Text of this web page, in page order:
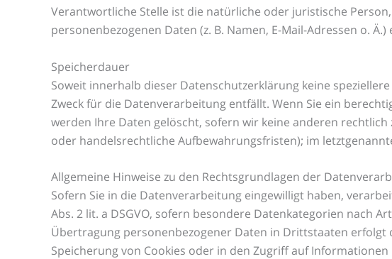
Verantwortliche Stelle ist die natürliche oder juristische
personenbezogenen Daten (z. B. Namen, E-Mail-Adressen o.
Speicherdauer
Soweit innerhalb dieser Datenschutzerklärung keine
Zweck für die Datenverarbeitung entfällt. Wenn Sie ein
werden Ihre Daten gelöscht, sofern wir keine anderen
oder handelsrechtliche Aufbewahrungsfristen); im
Allgemeine Hinweise zu den Rechtsgrundlagen der
Sofern Sie in die Datenverarbeitung eingewilligt haben,
Abs. 2 lit. a DSGVO, sofern besondere Datenkategorien nach
Übertragung personenbezogener Daten in Drittstaaten erfolgt
Speicherung von Cookies oder in den Zugriff auf